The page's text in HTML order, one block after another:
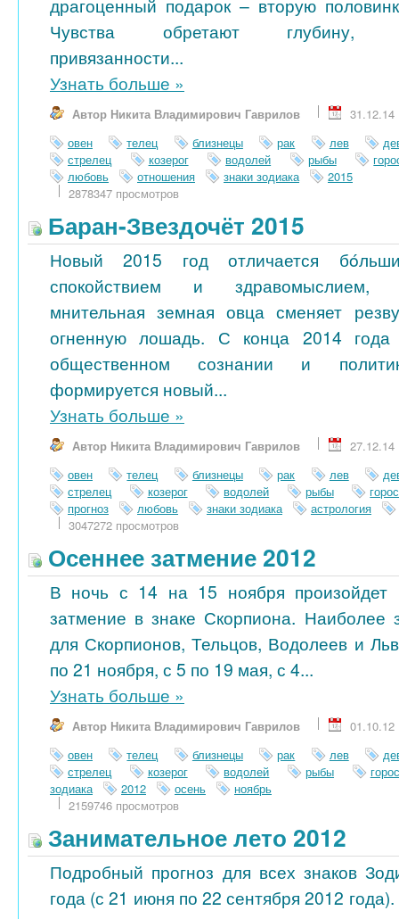
драгоценный подарок – вторую
Чувства обретают глубину,
привязанности...
Узнать больше »
Автор Никита Владимирович Гаврилов
31.12.14
овен
телец близнецы рак лев
стрелец
козерог водолей рыбы
любовь
отношения знаки зодиака
2015
2878347 просмотров
Баран-Звездочёт 2015
Новый 2015 год отличается
спокойствием и здравомыслием,
мнительная земная овца сменяет
огненную лошадь. С конца 2014
общественном сознании и
формируется новый...
Узнать больше »
Автор Никита Владимирович Гаврилов
27.12.14
овен
телец близнецы рак лев
стрелец
козерог водолей рыбы
прогноз
любовь знаки зодиака
астрология
3047272 просмотров
Осеннее затмение 2012
В ночь с 14 на 15 ноября произойдет
затмение в знаке Скорпиона. Наиболее
для Скорпионов, Тельцов, Водолеев и
по 21 ноября, с 5 по 19 мая, с 4...
Узнать больше »
Автор Никита Владимирович Гаврилов
01.10.12
овен
телец близнецы рак лев
стрелец
козерог водолей рыбы
зодиака
2012 осень
ноябрь
2159746 просмотров
Занимательное лето 2012
Подробный прогноз для всех знаков
года (с 21 июня по 22 сентября 2012